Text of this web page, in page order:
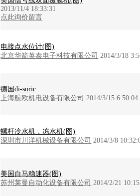
2013/11/4 18:33:31
点此询价留言
电接点水位计(图)
北京华箭英泰电子科技有限公司 2014/3/18
德国di-soric
上海航欧机电设备有限公司
2014/3/15 6:50:04
螺杆冷水机，冻水机(图)
深圳市川洋机械设备有限公司 2014/3/8
美国白马稳速器(图)
苏州莱曼自动化设备有限公司
2014/2/21